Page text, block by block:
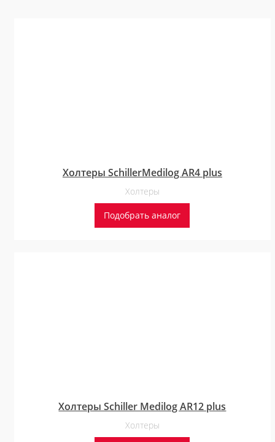
Холтеры SchillerMedilog AR4 plus
Холтеры
Подобрать аналог
Холтеры Schiller Medilog AR12 plus
Холтеры